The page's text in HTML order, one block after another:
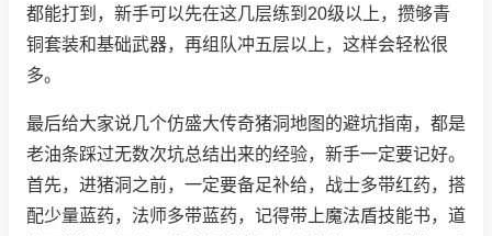
都能打到，新手可以先在这几层练到20级以上，攒够青
铜套装和基础武器，再组队冲五层以上，这样会轻松很
多。
最后给大家说几个仿盛大传奇猪洞地图的避坑指南，都是
老油条踩过无数次坑总结出来的经验，新手一定要记好。
首先，进猪洞之前，一定要备足补给，战士多带红药，搭
配少量蓝药，法师多带蓝药，记得带上魔法盾技能书，道